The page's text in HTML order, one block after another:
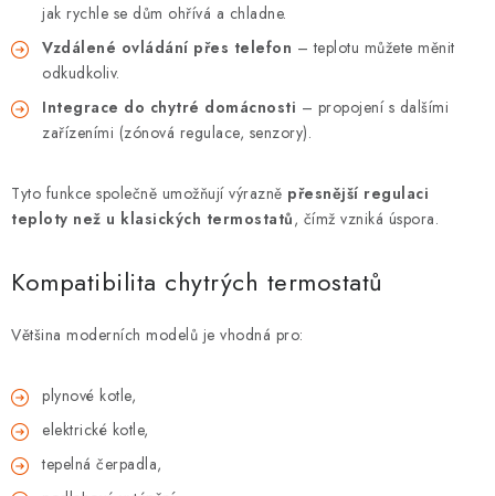
MOJE OBJEDNÁVKA
ZNAČKY
Hodnocení obchodu 🚚 Stav objednávky
Podmínky ochrany osobních údajů
Moje objednávka
jak rychle se dům ohřívá a chladne.
Vzdálené ovládání přes telefon – teplotu můžete měnit
odkudkoliv.
Integrace do chytré domácnosti – propojení s dalšími
zařízeními (zónová regulace, senzory).
Tyto funkce společně umožňují výrazně přesnější regulaci
teploty než u klasických termostatů, čímž vzniká úspora.
Kompatibilita chytrých termostatů
Většina moderních modelů je vhodná pro:
plynové kotle,
elektrické kotle,
tepelná čerpadla,